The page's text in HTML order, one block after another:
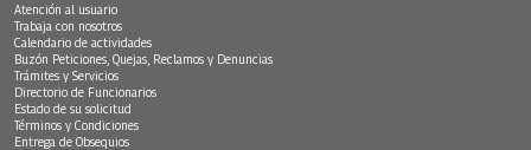
Atención al usuario
Trabaja con nosotros
Calendario de actividades
Buzón Peticiones, Quejas, Reclamos y Denuncias
Trámites y Servicios
Directorio de Funcionarios
Estado de su solicitud
Términos y Condiciones
Entrega de Obsequios